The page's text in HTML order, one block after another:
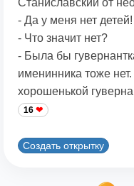
Станиславский от
- Да у меня нет детей!
- Что значит нет?
- Была бы
именинника тоже
хорошенькой
16
Создать открытку